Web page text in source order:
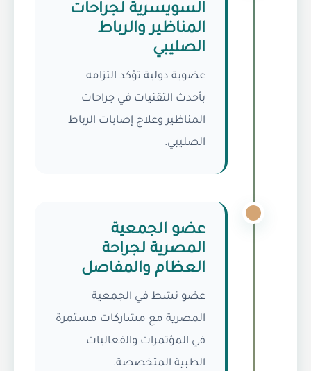
السويسرية لجراحات
المناظير والرباط
الصليبي
عضوية دولية تؤكد التزامه
بأحدث التقنيات في جراحات
المناظير وعلاج إصابات الرباط
الصليبي.
عضو الجمعية
المصرية لجراحة
العظام والمفاصل
عضو نشط في الجمعية
المصرية مع مشاركات مستمرة
في المؤتمرات والفعاليات
الطبية المتخصصة.